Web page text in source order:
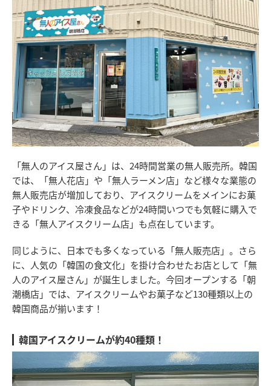
「無人のアイス屋さん」は、24時間営業の無人販売所。韓国
では、「無人花店」や「無人ラーメン店」など様々な業態の
無人販売店が増加しており、アイスクリームをメインにお菓
子やドリンク、冷凍食品などが24時間いつでも気軽に購入で
きる「無人アイスクリーム店」も点在しています。
同じように、日本でも多くなっている「無人販売店」。さら
に、人気の「韓国の食文化」を掛け合わせたお店として「無
人のアイス屋さん」が誕生しました。今回オープンする「朝
潮橋店」では、アイスクリームやお菓子など130種類以上の
韓国商品が揃います！
韓国アイスクリームが約40種類！